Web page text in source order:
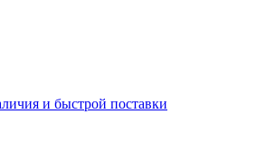
и быстрой поставки